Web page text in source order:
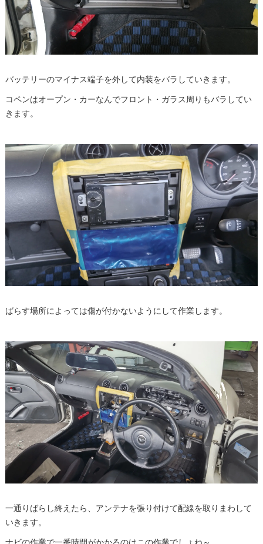
バッテリーのマイナス端子を外して内装をバラしていきます。
コペンはオープン・カーなんでフロント・ガラス周りもバラしてい
きます。
ばらす場所によっては傷が付かないようにして作業します。
一通りばらし終えたら、アンテナを張り付けて配線を取りまわして
いきます。
ナビの作業で一番時間がかかるのはこの作業でしょね～。